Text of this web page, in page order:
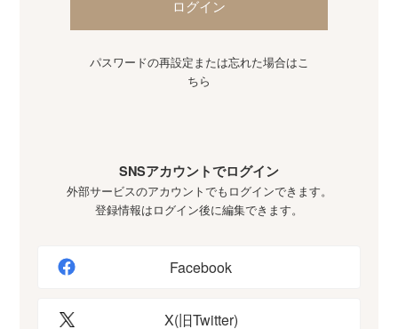
ログイン
パスワードの再設定または忘れた場合はこ
ちら
SNSアカウントでログイン
外部サービスのアカウントでもログインできます。
登録情報はログイン後に編集できます。
Facebook
X(旧Twitter)